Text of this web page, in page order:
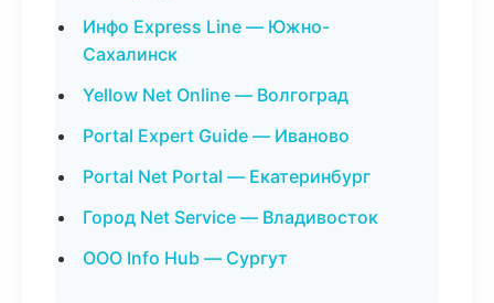
Инфо Express Line — Южно-
Сахалинск
Yellow Net Online — Волгоград
Portal Expert Guide — Иваново
Portal Net Portal — Екатеринбург
Город Net Service — Владивосток
ООО Info Hub — Сургут